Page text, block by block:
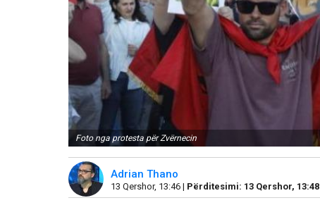
Foto nga protesta për Zvërnecin
Adrian Thano
13 Qershor, 13:46 | Përditesimi: 13 Qershor, 13:48